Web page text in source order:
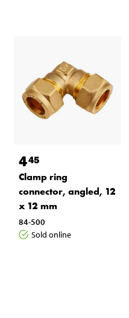
445
Clamp ring
connector, angled, 12
x 12 mm
84-500
Sold online